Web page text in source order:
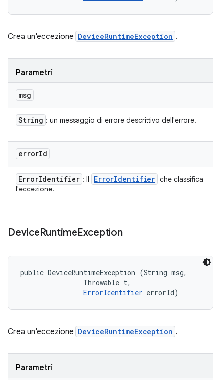
Crea un'eccezione DeviceRuntimeException .
Parametri
msg
String : un messaggio di errore descrittivo dell'errore.
errorId
ErrorIdentifier : Il ErrorIdentifier che classifica
l'eccezione.
DeviceRuntimeException
public DeviceRuntimeException (String msg,
                Throwable t,
ErrorIdentifier errorId)
Crea un'eccezione DeviceRuntimeException .
Parametri